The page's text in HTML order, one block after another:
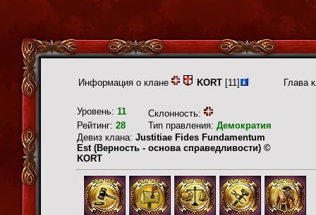
Информация о клане KORT [11] Глава
Уровень: 11
Склонность:
Рейтинг: 28 Тип правления: Демократия
Девиз клана: Justitiae Fides Fundamentum
Est (Верность - основа справедливости) ©
KORT